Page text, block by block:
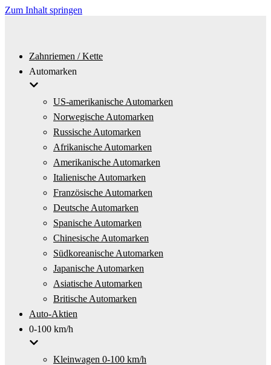
Zum Inhalt springen
Zahnriemen / Kette
Automarken
US-amerikanische Automarken
Norwegische Automarken
Russische Automarken
Afrikanische Automarken
Amerikanische Automarken
Italienische Automarken
Französische Automarken
Deutsche Automarken
Spanische Automarken
Chinesische Automarken
Südkoreanische Automarken
Japanische Automarken
Asiatische Automarken
Britische Automarken
Auto-Aktien
0-100 km/h
Kleinwagen 0-100 km/h